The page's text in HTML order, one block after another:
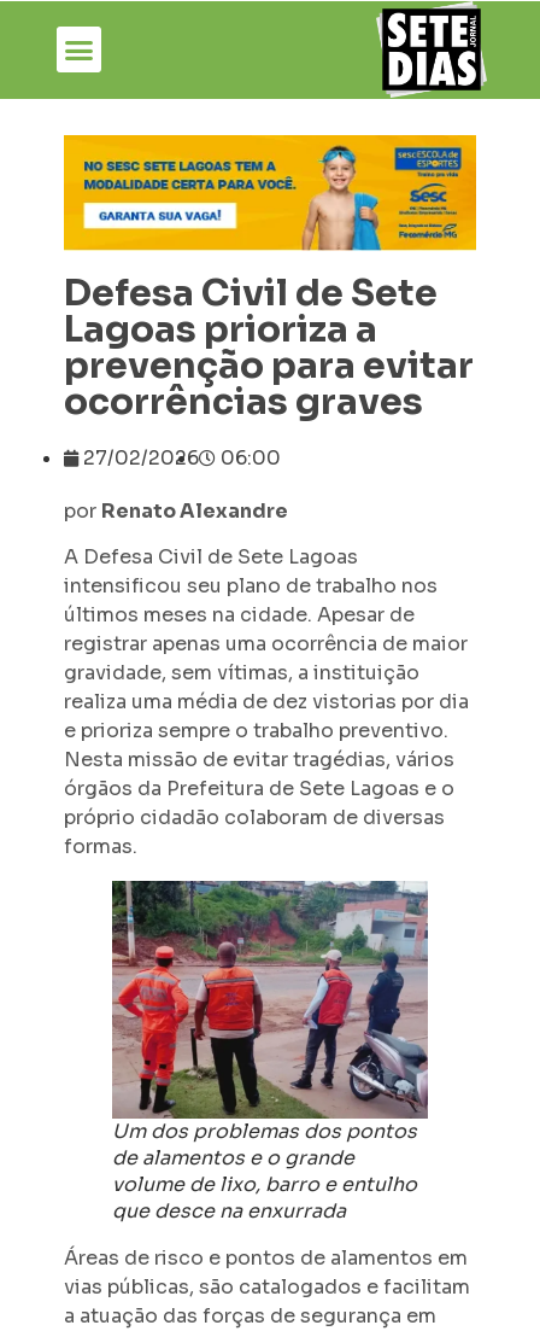
Defesa Civil de Sete
Lagoas prioriza a
prevenção para evitar
ocorrências graves
27/02/2026 06:00
por Renato Alexandre
A Defesa Civil de Sete Lagoas
intensificou seu plano de trabalho nos
últimos meses na cidade. Apesar de
registrar apenas uma ocorrência de maior
gravidade, sem vítimas, a instituição
realiza uma média de dez vistorias por dia
e prioriza sempre o trabalho preventivo.
Nesta missão de evitar tragédias, vários
órgãos da Prefeitura de Sete Lagoas e o
próprio cidadão colaboram de diversas
formas.
Um dos problemas dos pontos
de alamentos e o grande
volume de lixo, barro e entulho
que desce na enxurrada
Áreas de risco e pontos de alamentos em
vias públicas, são catalogados e facilitam
a atuação das forças de segurança em